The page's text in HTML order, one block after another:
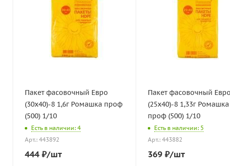
Пакет фасовочный Евро
(30х40)-8 1,6г Ромашка проф
(500) 1/10
Есть в наличии: 4
Арт.: 443892
444 ₽/шт
Пакет фасовочный Евро
(25х40)-8 1,33г Ромашка
проф (500) 1/10
Есть в наличии: 5
Арт.: 443882
369 ₽/шт